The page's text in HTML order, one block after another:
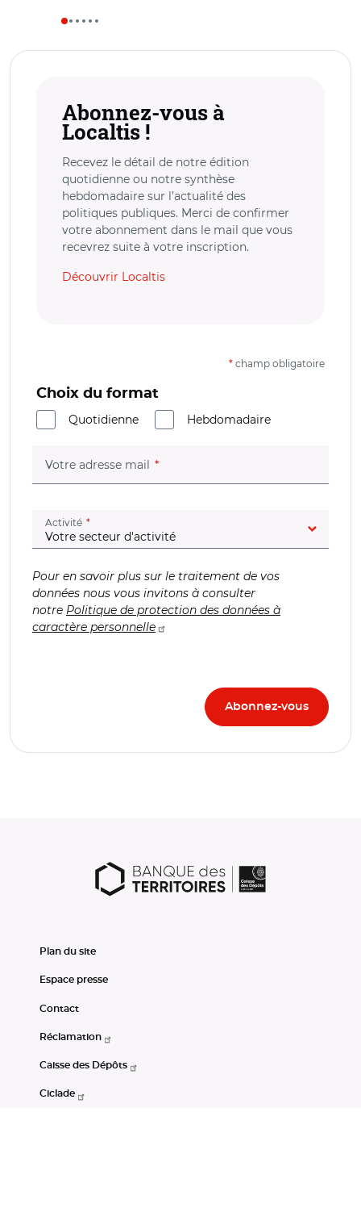
Abonnez-vous à
Localtis !
Recevez le détail de notre édition
quotidienne ou notre synthèse
hebdomadaire sur l’actualité des
politiques publiques. Merci de confirmer
votre abonnement dans le mail que vous
recevrez suite à votre inscription.
Découvrir Localtis
* champ obligatoire
Choix du format
Quotidienne
Hebdomadaire
Votre adresse mail (champ obligatoire)
Activité (champ obligatoire)
Pour en savoir plus sur le traitement de vos
données nous vous invitons à consulter
notre Politique de protection des données à
caractère personnelle
Plan du site
Espace presse
Contact
Réclamation
Caisse des Dépôts
Ciclade